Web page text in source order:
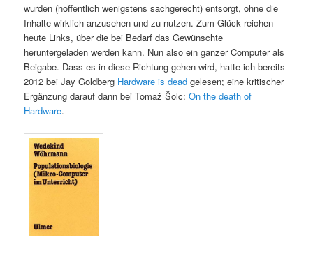
wurden (hoffentlich wenigstens sachgerecht) entsorgt, ohne die
Inhalte wirklich anzusehen und zu nutzen. Zum Glück reichen
heute Links, über die bei Bedarf das Gewünschte
heruntergeladen werden kann. Nun also ein ganzer Computer als
Beigabe. Dass es in diese Richtung gehen wird, hatte ich bereits
2012 bei Jay Goldberg Hardware is dead gelesen; eine kritischer
Ergänzung darauf dann bei Tomaž Šolc:On the death of
Hardware.